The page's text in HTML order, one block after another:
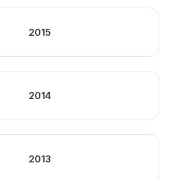
2015
2014
2013